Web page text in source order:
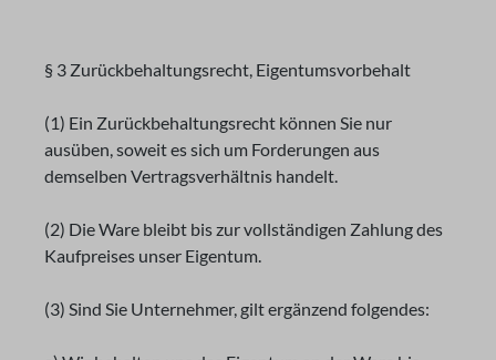
§ 3 Zurückbehaltungsrecht, Eigentumsvorbehalt
(1) Ein Zurückbehaltungsrecht können Sie nur
ausüben, soweit es sich um Forderungen aus
demselben Vertragsverhältnis handelt.
(2) Die Ware bleibt bis zur vollständigen Zahlung des
Kaufpreises unser Eigentum.
(3) Sind Sie Unternehmer, gilt ergänzend folgendes: